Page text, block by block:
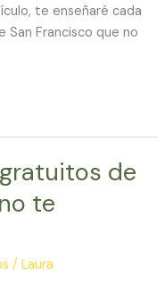
te enseñaré cada
San Francisco que no
de
te
/Laura